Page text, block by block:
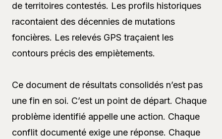
de territoires contestés. Les profils historiques
racontaient des décennies de mutations
foncières. Les relevés GPS traçaient les
contours précis des empiètements.
Ce document de résultats consolidés n’est pas
une fin en soi. C’est un point de départ. Chaque
problème identifié appelle une action. Chaque
conflit documenté exige une réponse. Chaque